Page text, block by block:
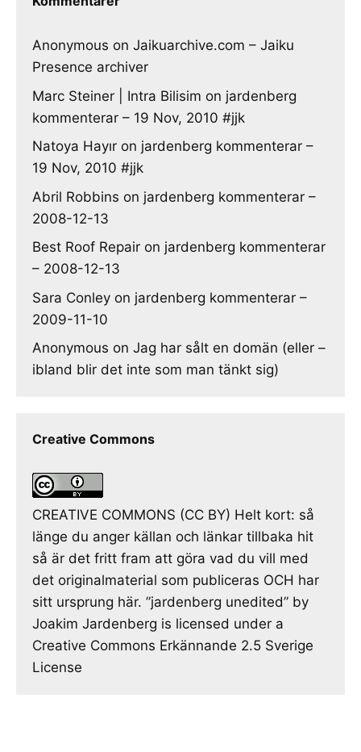
Anonymous on Jaikuarchive.com – Jaiku
Presence archiver
Marc Steiner | Intra Bilisim on jardenberg
kommenterar – 19 Nov, 2010 #jjk
Natoya Hayır on jardenberg kommenterar –
19 Nov, 2010 #jjk
Abril Robbins on jardenberg kommenterar –
2008-12-13
Best Roof Repair on jardenberg kommenterar
– 2008-12-13
Sara Conley on jardenberg kommenterar –
2009-11-10
Anonymous on Jag har sålt en domän (eller –
ibland blir det inte som man tänkt sig)
Creative Commons
CREATIVE COMMONS (CC BY) Helt kort: så
länge du anger källan och länkar tillbaka hit
så är det fritt fram att göra vad du vill med
det originalmaterial som publiceras OCH har
sitt ursprung här. ”jardenberg unedited” by
Joakim Jardenberg is licensed under a
Creative Commons Erkännande 2.5 Sverige
License